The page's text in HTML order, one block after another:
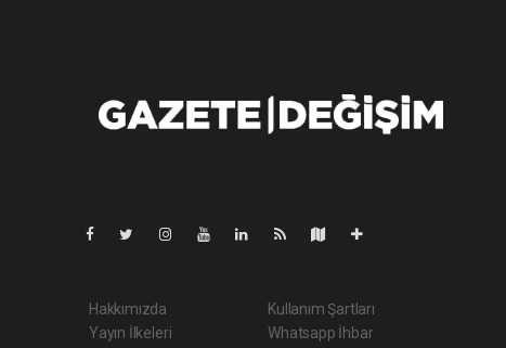
Hakkımızda
Yayın İlkeleri
Kullanım Şartları
Whatsapp İhbar